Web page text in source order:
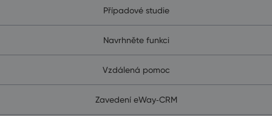
Případové studie
Navrhněte funkci
Vzdálená pomoc
Zavedení eWay‑CRM